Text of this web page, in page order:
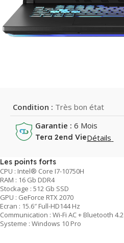
Condition : Très bon état
Garantie : 6 Mois
Tera 2end VieDétails
Les points forts
CPU : Intel® Core I7-10750H
RAM : 16 Gb DDR4
Stockage : 512 Gb SSD
GPU : GeForce RTX 2070
Ecran : 15.6″ Full-HD144 Hz
Communication : Wi-Fi AC + Bluetooth 4.2
Systeme : Windows 10 Pro